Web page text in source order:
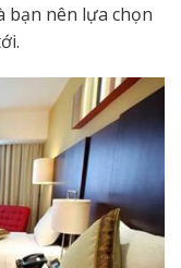
bạn nên lựa chọn